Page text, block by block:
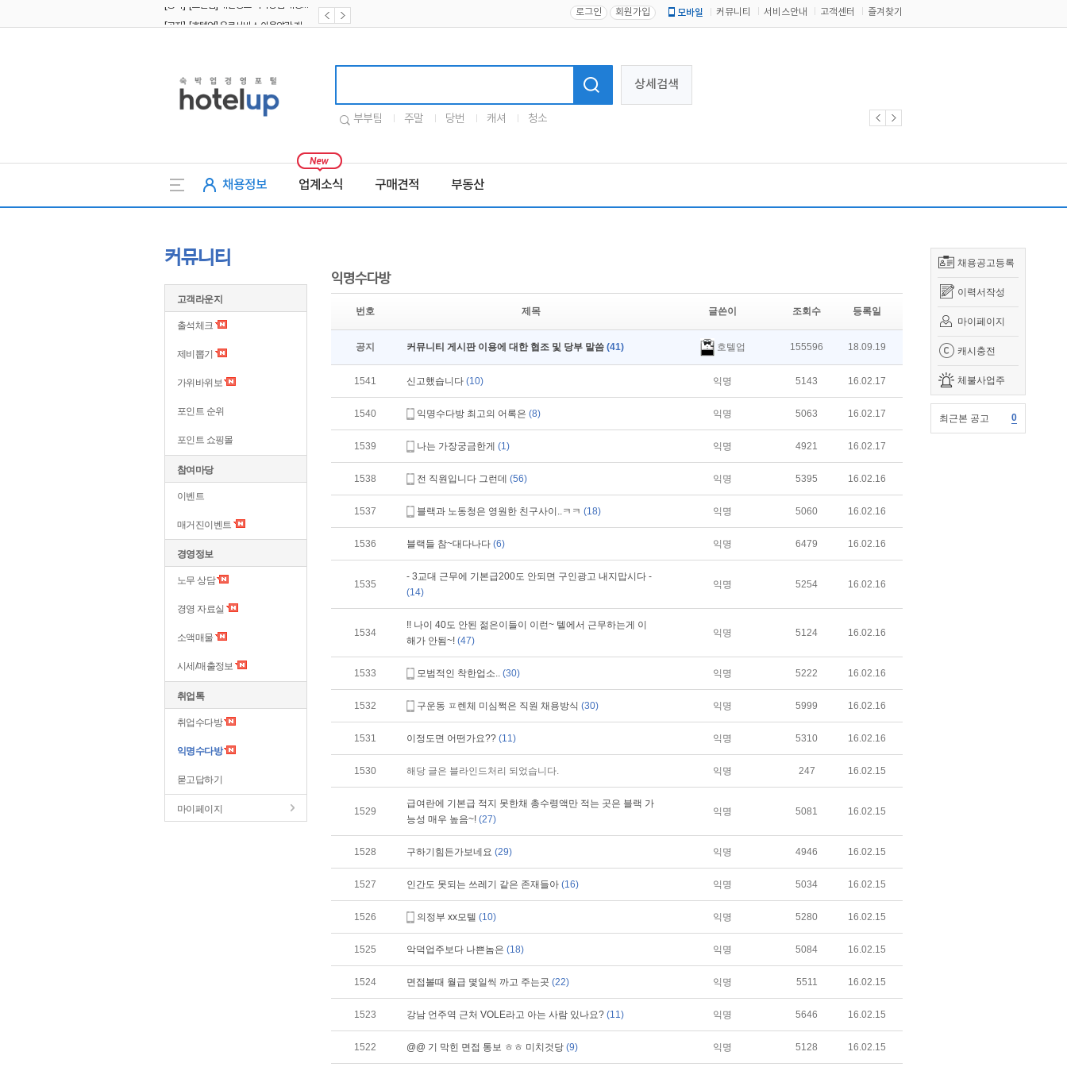
로그인 회원가입 모바일 커뮤니티 서비스안내 고객센터 즐겨찾기
상세검색
부부팀 주말 당번 캐셔 청소
채용정보 업계소식 구매견적 부동산
채용공고등록
이력서작성
마이페이지
캐시충전
체불사업주
최근본 공고 0
커뮤니티
고객라운지
출석체크
제비뽑기
가위바위보
포인트 순위
포인트 쇼핑몰
참여마당
이벤트
매거진이벤트
경영정보
노무 상담
경영 자료실
소액매물
시세/매출정보
취업톡
취업수다방
익명수다방
묻고답하기
마이페이지
익명수다방
번호 제목 글쓴이 조회수 등록일
공지 커뮤니티 게시판 이용에 대한 협조 및 당부 말씀 (41) 호텔업 155596 18.09.19
1541 신고했습니다 (10) 익명 5143 16.02.17
1540 익명수다방 최고의 어록은 (8) 익명 5063 16.02.17
1539 나는 가장궁금한게 (1) 익명 4921 16.02.17
1538 전 직원입니다 그런데 (56) 익명 5395 16.02.16
1537 블랙과 노동청은 영원한 친구사이..ㅋㅋ (18) 익명 5060 16.02.16
1536 블랙들 참~대다나다 (6) 익명 6479 16.02.16
1535
- 3교대 근무에 기본급200도 안되면 구인광고 내지맙시다 -
(14)
익명 5254 16.02.16
1534
!! 나이 40도 안된 젊은이들이 이런~ 텔에서 근무하는게 이
해가 안됨~! (47)
익명 5124 16.02.16
1533 모범적인 착한업소.. (30) 익명 5222 16.02.16
1532 구운동 ㅍ렌체 미심쩍은 직원 채용방식 (30) 익명 5999 16.02.16
1531 이정도면 어떤가요?? (11) 익명 5310 16.02.16
1530 해당 글은 블라인드처리 되었습니다. 익명 247 16.02.15
1529
급여란에 기본급 적지 못한채 총수령액만 적는 곳은 블랙 가
능성 매우 높음~! (27)
익명 5081 16.02.15
1528 구하기힘든가보네요 (29) 익명 4946 16.02.15
1527 인간도 못되는 쓰레기 같은 존재들아 (16) 익명 5034 16.02.15
1526 의정부 xx모텔 (10) 익명 5280 16.02.15
1525 악덕업주보다 나쁜놈은 (18) 익명 5084 16.02.15
1524 면접볼때 월급 몇일씩 까고 주는곳 (22) 익명 5511 16.02.15
1523 강남 언주역 근처 VOLE라고 아는 사람 있나요? (11) 익명 5646 16.02.15
1522 @@ 기 막힌 면접 통보 ㅎㅎ 미치것당 (9) 익명 5128 16.02.15